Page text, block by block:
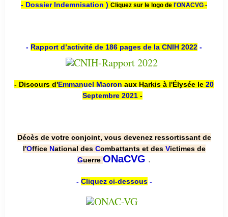
- Dossier Indemnisation ) Cliquez sur le logo de l'ONACVG -
- Rapport d’activité de 186 pages de la CNIH 2022 -
- Discours d'Emmanuel Macron aux Harkis à l'Élysée le 20
Septembre 2021 -
Décès de votre conjoint, vous devenez ressortissant de
l'Office National des Combattants et des Victimes de
Guerre ONaCVG .
- Cliquez ci-dessous-